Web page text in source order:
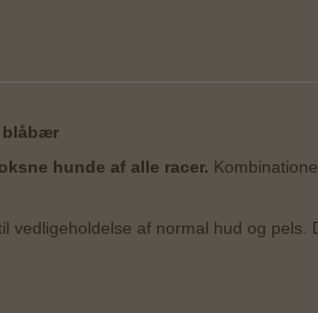
blåbær
hunde af alle racer.
vedligeholdelse af normal hud og